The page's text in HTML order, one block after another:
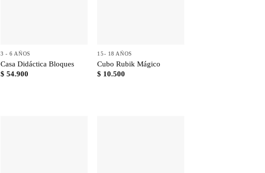
3 - 6 AÑOS
Casa Didáctica Bloques
$ 54.900
15- 18 AÑOS
Cubo Rubik Mágico
$ 10.500